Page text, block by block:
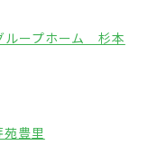
ループホーム 杉本
苑豊里